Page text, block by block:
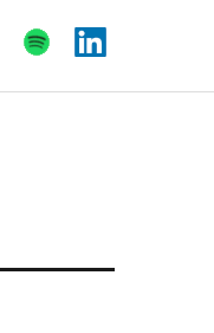
SpotifyLinkedin